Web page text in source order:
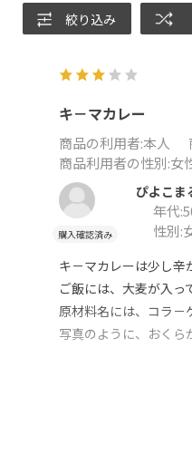
絞り込み
キ－マカレー
商品の利用者:本人
商品利用者の性別:女
ぴよこま
年代:
性別:
キ－マカレーは少し辛
ご飯には、大麦が入っ
原材料名には、コラ－
写真のように、おくら